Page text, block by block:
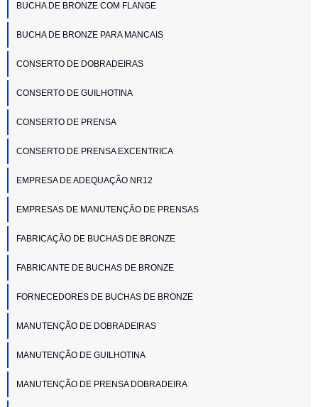
BUCHA DE BRONZE COM FLANGE
BUCHA DE BRONZE PARA MANCAIS
CONSERTO DE DOBRADEIRAS
CONSERTO DE GUILHOTINA
CONSERTO DE PRENSA
CONSERTO DE PRENSA EXCENTRICA
EMPRESA DE ADEQUAÇÃO NR12
EMPRESAS DE MANUTENÇÃO DE PRENSAS
FABRICAÇÃO DE BUCHAS DE BRONZE
FABRICANTE DE BUCHAS DE BRONZE
FORNECEDORES DE BUCHAS DE BRONZE
MANUTENÇÃO DE DOBRADEIRAS
MANUTENÇÃO DE GUILHOTINA
MANUTENÇÃO DE PRENSA DOBRADEIRA